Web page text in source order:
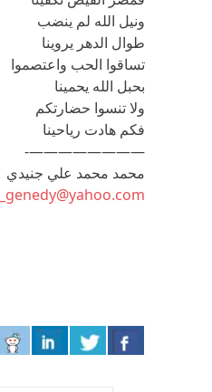
ونيل الله لم ينضب
طوال الدهر يروينا
تساقوا الحب واعتصموا
بحبل الله يحمينا
ولا تنسوا حضارتكم
فكم هادت رياحينا
————————-
محمد محمد علي جنيدي